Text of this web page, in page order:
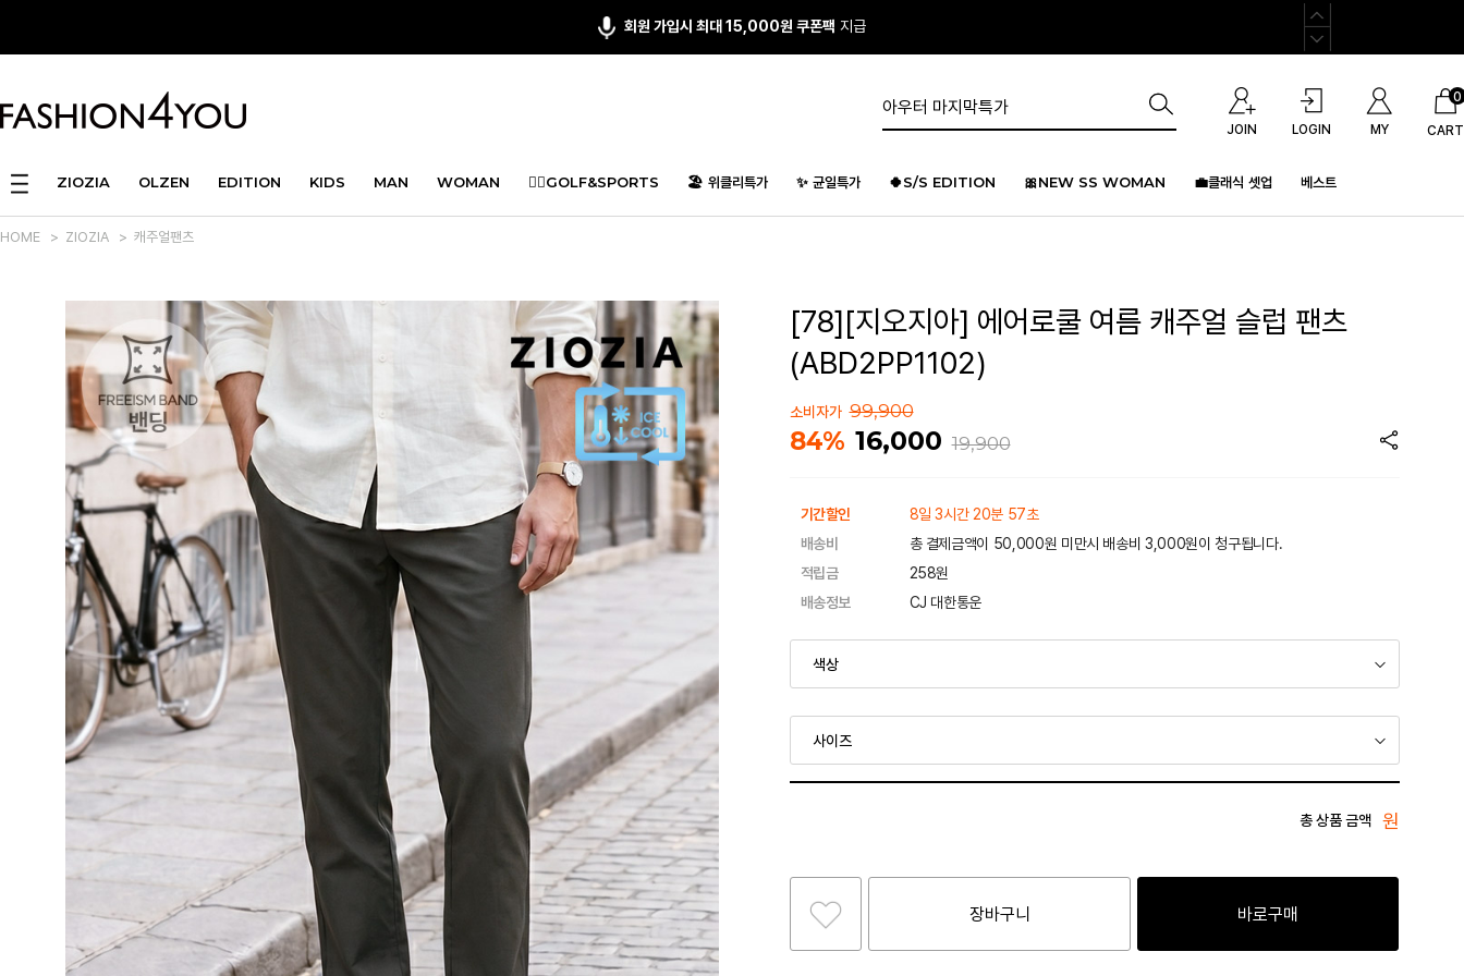
회원 가입시 최대 15,000원 쿠폰팩 지급
JOIN LOGIN MY CART
0
ZIOZIA OLZEN EDITION KIDS MAN WOMAN 🏌️‍♂️GOLF&SPORTS 🏖️ 위클리특가 ✨ 균일특가 🍀S/S EDITION 🎀NEW SS WOMAN 💼클래식 셋업 베스트
HOME > ZIOZIA > 캐주얼팬츠
[78][지오지아] 에어로쿨 여름 캐주얼 슬럽 팬츠
(ABD2PP1102)
소비자가 99,900
84% 16,000 19,900
기간할인
8일 3시간 20분 57초
배송비
총 결제금액이 50,000원 미만시 배송비 3,000원이 청구됩니다.
적립금
258원
배송정보
CJ 대한통운
총 상품 금액 원
장바구니 바로구매